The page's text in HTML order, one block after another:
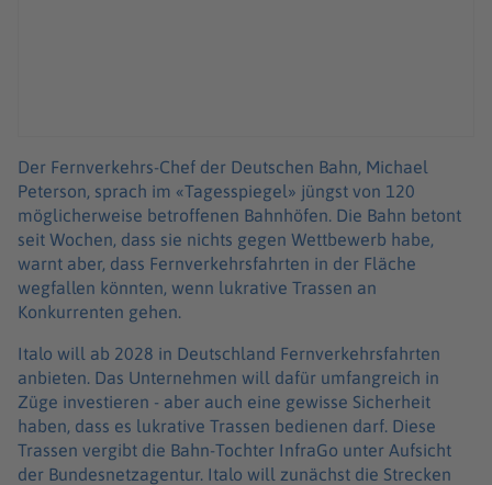
Der Fernverkehrs-Chef der Deutschen Bahn, Michael
Peterson, sprach im «Tagesspiegel» jüngst von 120
möglicherweise betroffenen Bahnhöfen. Die Bahn betont
seit Wochen, dass sie nichts gegen Wettbewerb habe,
warnt aber, dass Fernverkehrsfahrten in der Fläche
wegfallen könnten, wenn lukrative Trassen an
Konkurrenten gehen.
Italo will ab 2028 in Deutschland Fernverkehrsfahrten
anbieten. Das Unternehmen will dafür umfangreich in
Züge investieren - aber auch eine gewisse Sicherheit
haben, dass es lukrative Trassen bedienen darf. Diese
Trassen vergibt die Bahn-Tochter InfraGo unter Aufsicht
der Bundesnetzagentur. Italo will zunächst die Strecken